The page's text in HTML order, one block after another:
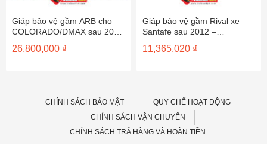
Giáp bảo vệ gầm ARB cho
COLORADO/DMAX sau 2016
– 5448140
26,800,000 ₫
Giáp bảo vệ gầm Rival xe
Santafe sau 2012 –
2333.2341.1
11,365,020 ₫
CHÍNH SÁCH BẢO MẬT
QUY CHẾ HOẠT ĐỘNG
CHÍNH SÁCH VẬN CHUYỂN
CHÍNH SÁCH TRẢ HÀNG VÀ HOÀN TIỀN